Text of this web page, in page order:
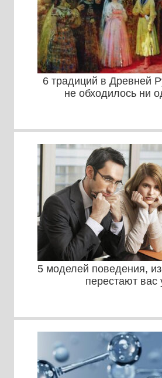
6 традиций в Древней
не обходилось ни
5 моделей поведения,
перестают вас